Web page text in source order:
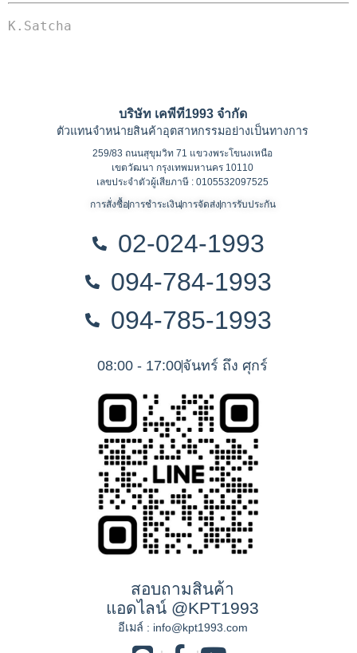
K.Satcha
บริษัท เคพีที1993 จำกัด
ตัวแทนจำหน่ายสินค้าอุตสาหกรรมอย่างเป็นทางการ
259/83 ถนนสุขุมวิท 71 แขวงพระโขนงเหนือ
เขตวัฒนา กรุงเทพมหานคร 10110
เลขประจำตัวผู้เสียภาษี : 0105532097525
การสั่งซื้อการชำระเงินการจัดส่ง การรับประกัน
02-024-1993
094-784-1993
094-785-1993
08:00 - 17:00จันทร์ ถึง ศุกร์
สอบถามสินค้า
แอดไลน์ @KPT1993
อีเมล์ : info@kpt1993.com